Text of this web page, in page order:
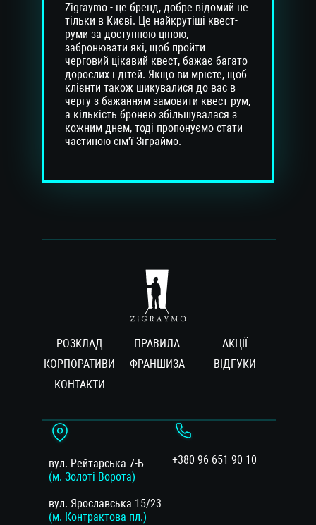
Zigraymo - це бренд, добре відомий не
тільки в Києві. Це найкрутіші квест-
руми за доступною ціною,
забронювати які, щоб пройти
черговий цікавий квест, бажає багато
дорослих і дітей. Якщо ви мрієте, щоб
клієнти також шикувалися до вас в
чергу з бажанням замовити квест-рум,
а кількість бронею збільшувалася з
кожним днем, тоді пропонуємо стати
частиною сім'ї Зіграймо.
РОЗКЛАД ПРАВИЛА
АКЦІЇ
КОРПОРАТИВИ
ФРАНШИЗА
ВIДГУКИ
КОНТАКТИ
вул. Рейтарська 7-Б
(м. Золоті Ворота)
вул. Ярославська 15/23
(м. Контрактова пл.)
+380 96 651 90 10